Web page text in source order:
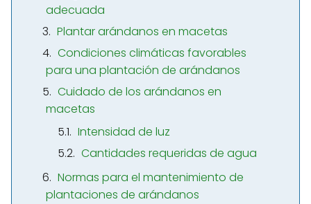
adecuada
Plantar arándanos en macetas
Condiciones climáticas favorables
para una plantación de arándanos
Cuidado de los arándanos en
macetas
Intensidad de luz
Cantidades requeridas de agua
Normas para el mantenimiento de
plantaciones de arándanos